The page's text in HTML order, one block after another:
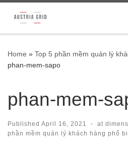
Skip to content
Home » Top 5 phần mềm quản lý
phan-mem-sapo
phan-mem-
Published April 16, 2021 - at
phần mềm quản lý khách hàng phổ